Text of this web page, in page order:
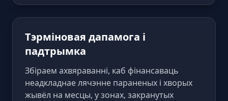
Тэрміновая дапамога і
падтрымка
Збіраем ахвяраванні, каб фінансаваць
неадкладнае лячэнне параненых і хворых
жывёл на месцы, у зонах, закранутых